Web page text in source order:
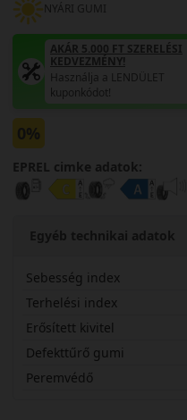
NYÁRI GUMI
AKÁR 5.000 FT SZERELÉSI
KEDVEZMÉNY!
Használja a LENDÜLET
kuponkódot!
0%
EPREL cimke adatok:
Egyéb technikai adatok
Sebesség index
Terhelési index
Erősített kivitel
Defekttűrő gumi
Peremvédő